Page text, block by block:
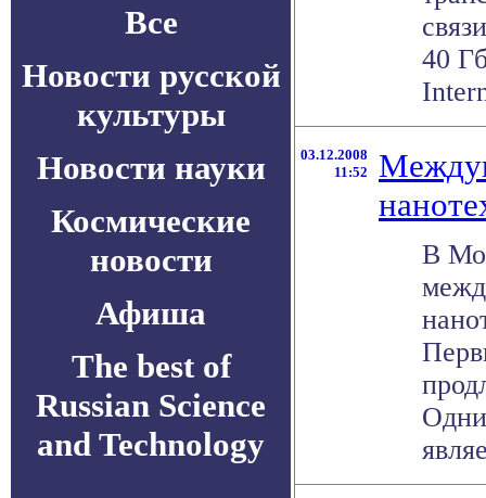
Все
Новости русской
культуры
Новости науки
Космические
новости
Афиша
The best of
Russian Science
and Technology
40
03.12.2008
11:52
В